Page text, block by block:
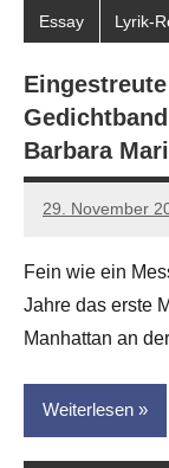
Essay Lyrik-
Barbara
29. November
Anton
Leitner
Fein wie ein
Jahre das erste
Manhattan an
Weiterlesen